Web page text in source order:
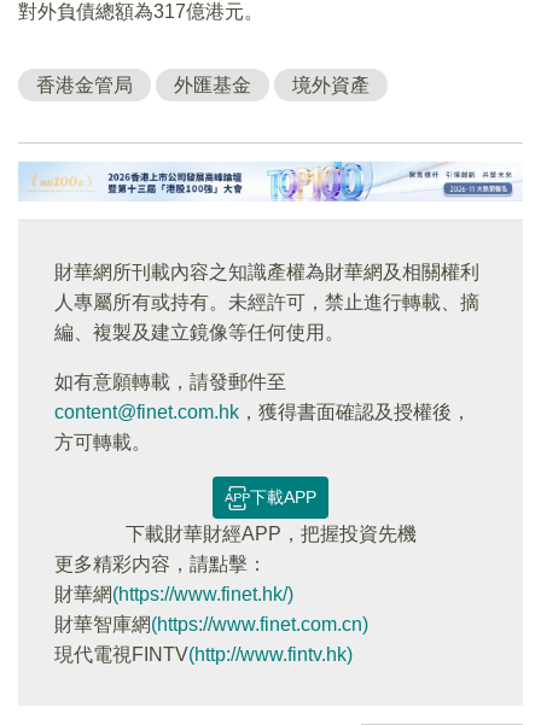
對外負債總額為317億港元。
香港金管局 外匯基金 境外資產
財華網所刊載內容之知識產權為財華網及相關權利
人專屬所有或持有。未經許可，禁止進行轉載、摘
編、複製及建立鏡像等任何使用。
如有意願轉載，請發郵件至
content@finet.com.hk ，獲得書面確認及授權後，
方可轉載。
下載APP
下載財華財經APP，把握投資先機
更多精彩内容，請點擊：
財華網(https://www.finet.hk/)
財華智庫網(https://www.finet.com.cn)
現代電視FINTV(http://www.fintv.hk)